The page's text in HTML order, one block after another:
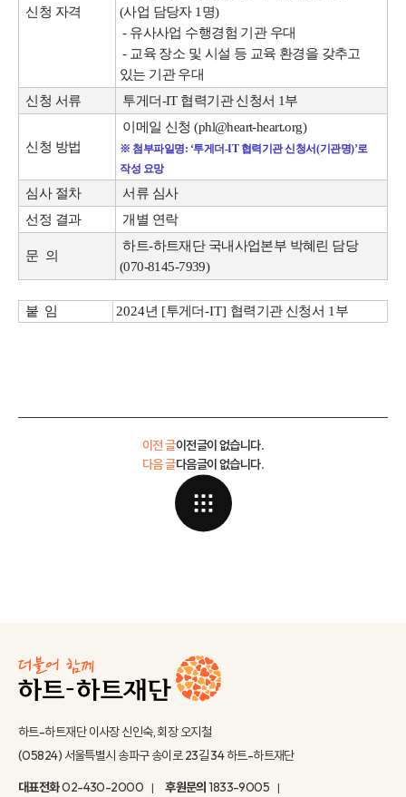
신청 자격
(사업 담당자 1명)
- 유사사업 수행경험 기관 우대
- 교육 장소 및 시설 등 교육 환경을 갖추고
있는 기관 우대
신청 서류
투게더-IT 협력기관 신청서 1부
신청 방법
이메일 신청 (phl@heart-heart.org)
※ 첨부파일명: ‘투게더-IT 협력기관 신청서(기관명)’로
작성 요망
심사 절차
서류 심사
선정 결과
개별 연락
문 의
하트-하트재단 국내사업본부 박혜린 담당
(070-8145-7939)
붙 임 2024년 [투게더-IT] 협력기관 신청서 1 부
이전 글이전글이 없습니다.
다음글이 없습니다.
다음 글
하트-하트재단 이사장 신인숙, 회장 오지철
(05824) 서울특별시 송파구 송이로 23길 34 하트-하트재단
대표전화02-430-2000 후원문의1833-9005